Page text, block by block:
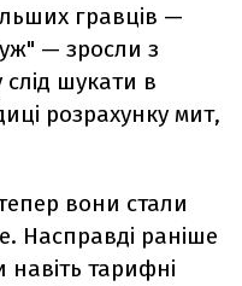
гравців —
— зросли з
шукати в
розрахунку мит,
вони стали
Насправді раніше
навіть тарифні